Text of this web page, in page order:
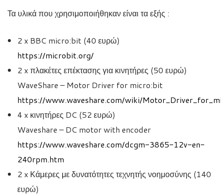
Τα υλικά που χρησιμοποιήθηκαν είναι τα εξής :
2 x BBC micro:bit (40 ευρώ)
https://microbit.org/
2 x πλακέτες επέκτασης για κινητήρες (50 ευρώ)
WaveShare – Motor Driver for micro:bit
https://www.waveshare.com/wiki/
4 x κινητήρες DC (52 ευρώ)
Waveshare – DC motor with encoder
https://www.waveshare.com/dcgm-3865-12v-en-
240rpm.htm
2 x Κάμερες με δυνατότητες τεχνητής νοημοσύνης (140
ευρώ)